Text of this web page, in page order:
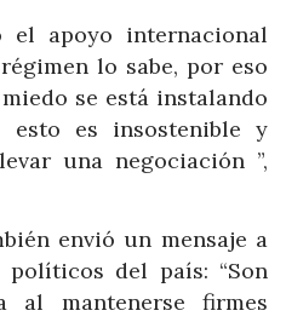
el apoyo internacional
lo sabe, por eso
se está instalando
esto es insostenible y
una negociación ”,
envió un mensaje a
del país: “Son
al mantenerse firmes